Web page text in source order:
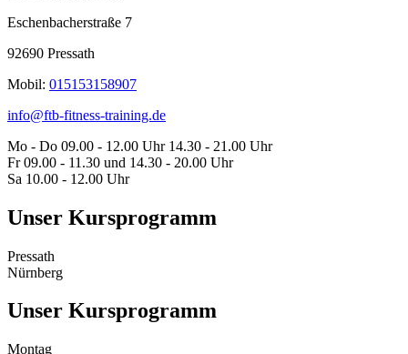
Eschenbacherstraße 7
92690 Pressath
Mobil: 015153158907
info@ftb-fitness-training.de
Mo - Do 09.00 - 12.00 Uhr 14.30 - 21.00 Uhr
Fr 09.00 - 11.30 und 14.30 - 20.00 Uhr
Sa 10.00 - 12.00 Uhr
Unser Kursprogramm
Pressath
Nürnberg
Unser Kursprogramm
Montag